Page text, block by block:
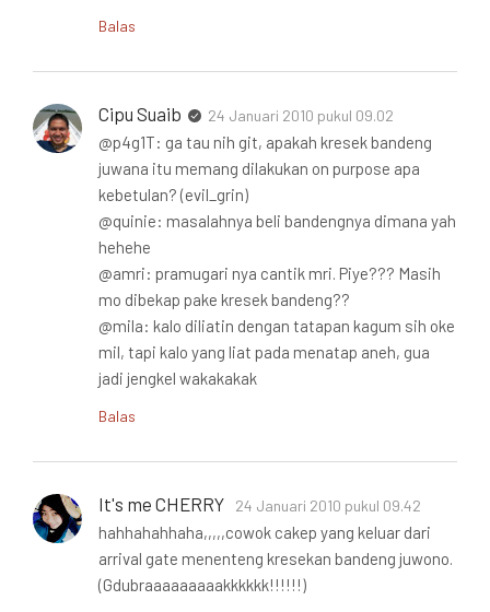
Balas
Cipu Suaib 24 Januari 2010 pukul 09.02
@p4g1T: ga tau nih git, apakah kresek bandeng
juwana itu memang dilakukan on purpose apa
kebetulan? (evil_grin)
@quinie: masalahnya beli bandengnya dimana yah
hehehe
@amri: pramugari nya cantik mri. Piye??? Masih
mo dibekap pake kresek bandeng??
@mila: kalo diliatin dengan tatapan kagum sih oke
mil, tapi kalo yang liat pada menatap aneh, gua
jadi jengkel wakakakak
Balas
It's me CHERRY 24 Januari 2010 pukul 09.42
hahhahahhaha,,,,,cowok cakep yang keluar dari
arrival gate menenteng kresekan bandeng juwono.
(Gdubraaaaaaaaakkkkkk!!!!!!)